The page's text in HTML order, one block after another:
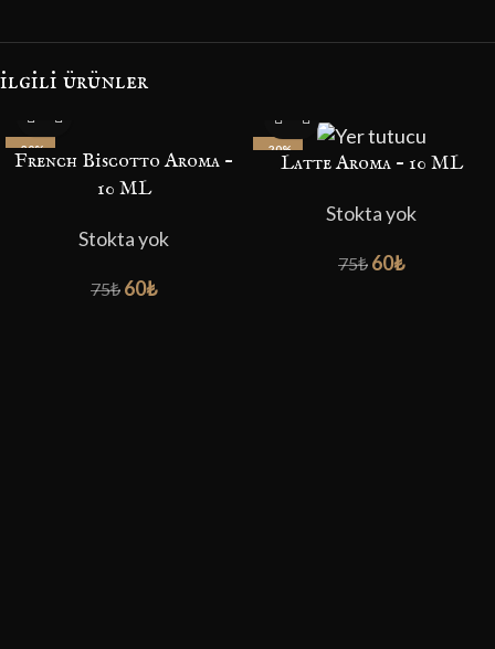
i̇lgili ürünler
-20%
French Biscotto Aroma –
10 ML
Stokta yok
75₺ 60₺
-20%
Latte Aroma – 10 ML
Stokta yok
75₺ 60₺